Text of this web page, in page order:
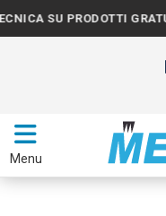
SU PRODOTTI GRATUITA
Menu